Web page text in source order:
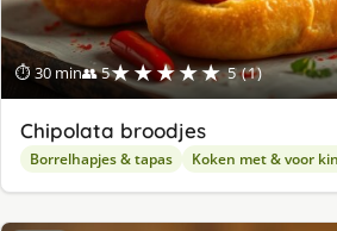
⏱ 30 min👥 5★★★★★ 5 (1)
Chipolata broodjes
Borrelhapjes & tapas Koken met & voor